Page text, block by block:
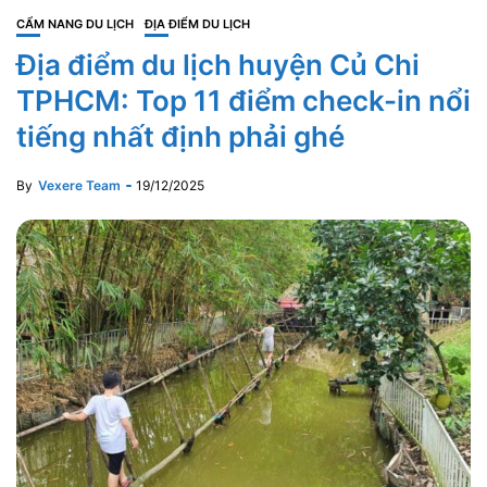
CẨM NANG DU LỊCH ĐỊA ĐIỂM DU LỊCH
Địa điểm du lịch huyện Củ Chi
TPHCM: Top 11 điểm check-in nổi
tiếng nhất định phải ghé
By Vexere Team 19/12/2025